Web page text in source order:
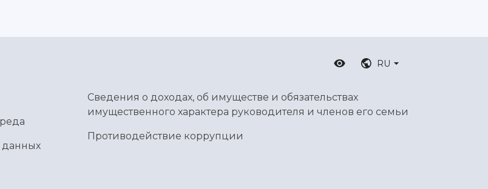
RU
данных
Сведения о доходах, об имуществе и обязательствах
имущественного характера руководителя и членов его семьи
Противодействие коррупции